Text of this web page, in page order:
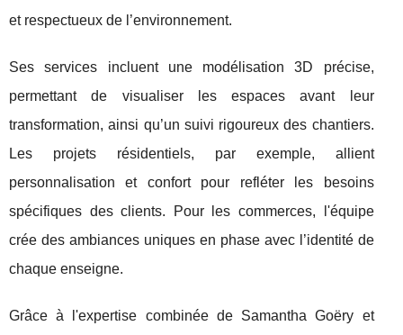
et respectueux de l’environnement.
Ses services incluent une modélisation 3D précise,
permettant de visualiser les espaces avant leur
transformation, ainsi qu’un suivi rigoureux des chantiers.
Les projets résidentiels, par exemple, allient
personnalisation et confort pour refléter les besoins
spécifiques des clients. Pour les commerces, l'équipe
crée des ambiances uniques en phase avec l’identité de
chaque enseigne.
Grâce à l'expertise combinée de Samantha Goëry et